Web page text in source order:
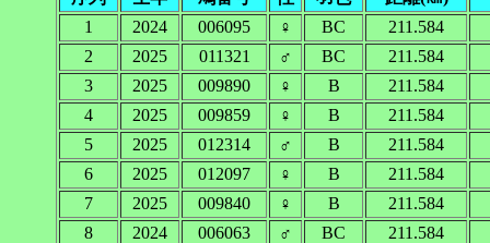
1
2024 006095 ♀ BC
211.584
2
2025 011321 ♂ BC
211.584
3
2025 009890 ♀ B
211.584
4
2025 009859 ♀ B
211.584
5
2025 012314 ♂ B
211.584
6
2025 012097 ♀ B
211.584
7
2025 009840 ♀ B
211.584
8
2024 006063 ♂ BC
211.584